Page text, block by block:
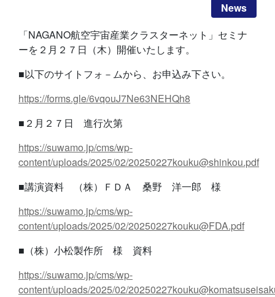
News
「NAGANO航空宇宙産業クラスターネット」セミナ
ーを２月２７日（木）開催いたします。
■以下のサイトフォ－ムから、お申込み下さい。
https://forms.gle/6vqouJ7Ne63NEHQh8
■２月２７日 進行次第
https://suwamo.jp/cms/wp-
content/uploads/2025/02/20250227kouku@shinkou.pdf
■講演資料 （株）ＦＤＡ 桑野 洋一郎 様
https://suwamo.jp/cms/wp-
content/uploads/2025/02/20250227kouku@FDA.pdf
■（株）小松製作所 様 資料
https://suwamo.jp/cms/wp-
content/uploads/2025/02/